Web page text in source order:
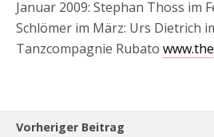
Januar 2009: Stephan Thoss im
Schlömer im März: Urs Dietrich
Tanzcompagnie Rubato
Vorheriger Beitrag